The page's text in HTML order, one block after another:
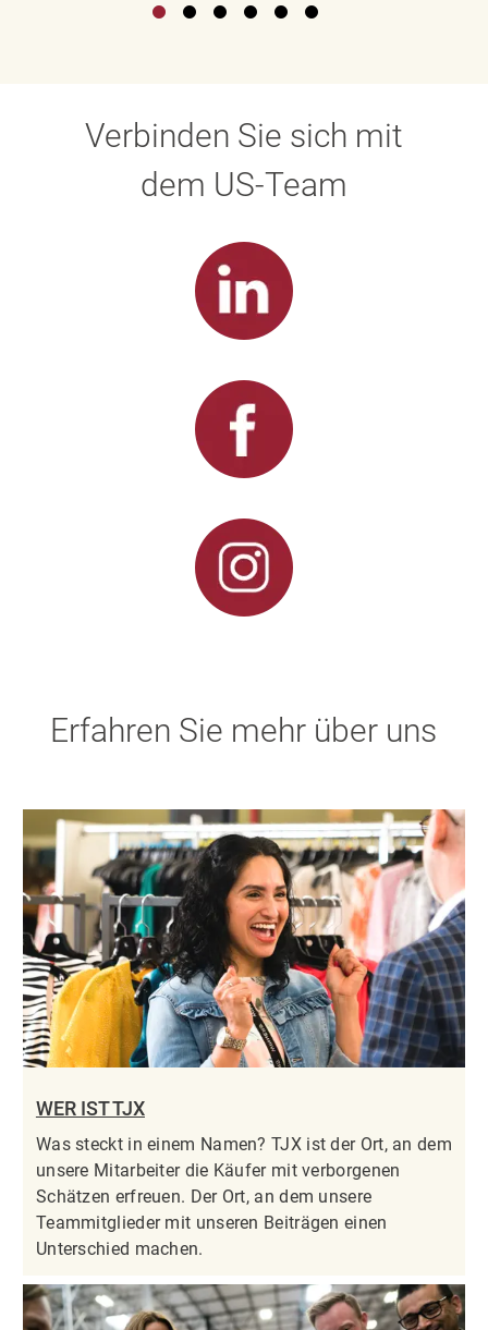
Verbinden Sie sich mit
dem US-Team
Erfahren Sie mehr über uns
WER IST TJX
Was steckt in einem Namen? TJX ist der Ort, an dem
unsere Mitarbeiter die Käufer mit verborgenen
Schätzen erfreuen. Der Ort, an dem unsere
Teammitglieder mit unseren Beiträgen einen
Unterschied machen.